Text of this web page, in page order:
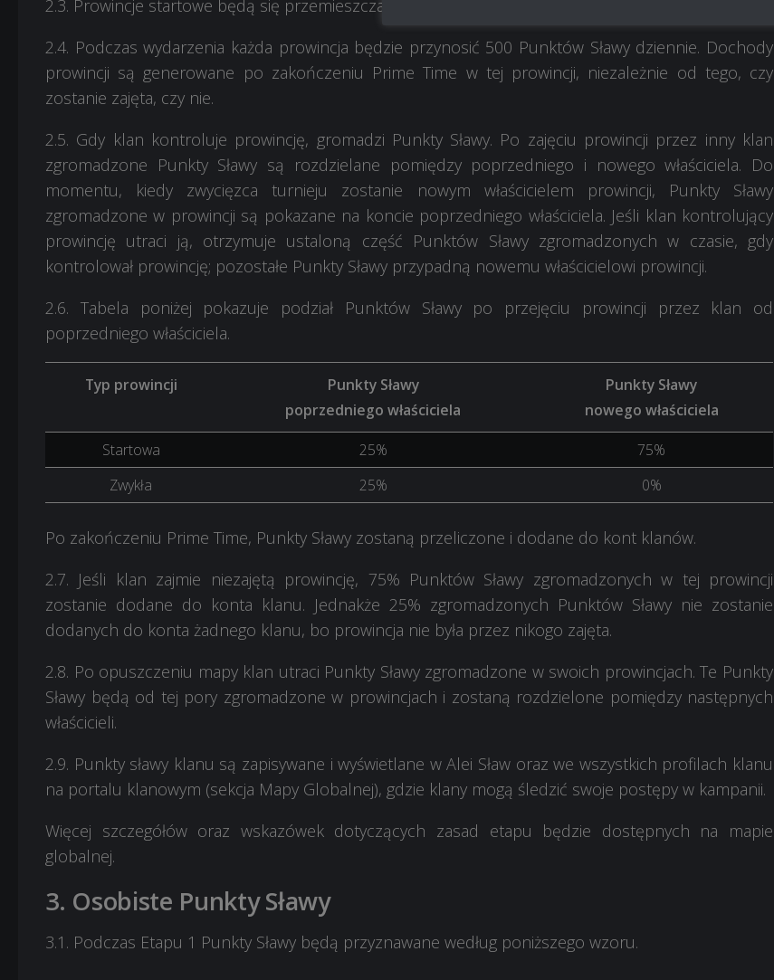
2.3. Prowincje startowe będą się przemieszczać losowo po każdym Prime Time.
2.4. Podczas wydarzenia każda prowincja będzie przynosić 500 Punktów Sławy dziennie. Dochody
prowincji są generowane po zakończeniu Prime Time w tej prowincji, niezależnie od tego, czy
zostanie zajęta, czy nie.
2.5. Gdy klan kontroluje prowincję, gromadzi Punkty Sławy. Po zajęciu prowincji przez inny klan
zgromadzone Punkty Sławy są rozdzielane pomiędzy poprzedniego i nowego właściciela. Do
momentu, kiedy zwycięzca turnieju zostanie nowym właścicielem prowincji, Punkty Sławy
zgromadzone w prowincji są pokazane na koncie poprzedniego właściciela. Jeśli klan kontrolujący
prowincję utraci ją, otrzymuje ustaloną część Punktów Sławy zgromadzonych w czasie, gdy
kontrolował prowincję; pozostałe Punkty Sławy przypadną nowemu właścicielowi prowincji.
2.6. Tabela poniżej pokazuje podział Punktów Sławy po przejęciu prowincji przez klan od
poprzedniego właściciela.
Typ prowincji
Punkty Sławy
poprzedniego właściciela
Punkty Sławy
nowego właściciela
Startowa
25%
75%
Zwykła
25% 0%
Po zakończeniu Prime Time, Punkty Sławy zostaną przeliczone i dodane do kont klanów.
2.7. Jeśli klan zajmie niezajętą prowincję, 75% Punktów Sławy zgromadzonych w tej prowincji
zostanie dodane do konta klanu. Jednakże 25% zgromadzonych Punktów Sławy nie zostanie
dodanych do konta żadnego klanu, bo prowincja nie była przez nikogo zajęta.
2.8. Po opuszczeniu mapy klan utraci Punkty Sławy zgromadzone w swoich prowincjach. Te Punkty
Sławy będą od tej pory zgromadzone w prowincjach i zostaną rozdzielone pomiędzy następnych
właścicieli.
2.9. Punkty sławy klanu są zapisywane i wyświetlane w Alei Sław oraz we wszystkich profilach klanu
na portalu klanowym (sekcja Mapy Globalnej), gdzie klany mogą śledzić swoje postępy w kampanii.
Więcej szczegółów oraz wskazówek dotyczących zasad etapu będzie dostępnych na mapie
globalnej.
3. Osobiste Punkty Sławy
3.1. Podczas Etapu 1 Punkty Sławy będą przyznawane według poniższego wzoru.